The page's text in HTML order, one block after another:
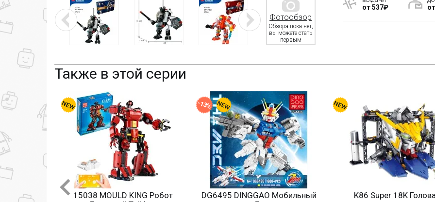
Фотообзор
Обзора пока нет,
вы можете стать
первым
от 537₽
Также в этой серии
JD022 JIE STAR ED-209 боевой
66001 Пехотный транспорт
15036 MOULD KING Робот